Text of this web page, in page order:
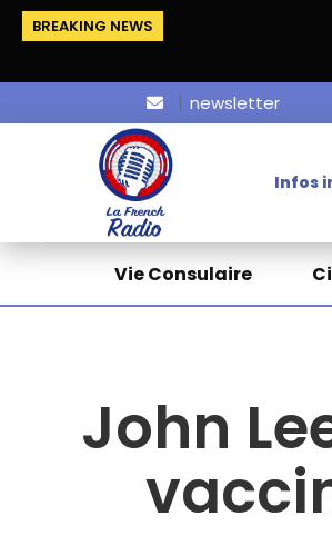
BREAKING NEWS
newsletter
Infos
Vie Consulaire
John